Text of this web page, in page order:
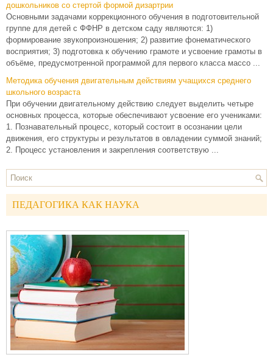
дошкольников со стертой формой дизартрии
Основными задачами коррекционного обучения в подготовительной
группе для детей с ФФНР в детском саду являются: 1)
формирование звукопроизношения; 2) развитие фонематического
восприятия; 3) подготовка к обучению грамоте и усвоение грамоты в
объёме, предусмотренной программой для первого класса массо ...
Методика обучения двигательным действиям учащихся среднего
школьного возраста
При обучении двигательному действию следует выделить четыре
основных процесса, которые обеспечивают усвоение его учениками:
1. Познавательный процесс, который состоит в осознании цели
движения, его структуры и результатов в овладении суммой знаний;
2. Процесс установления и закрепления соответствую ...
ПЕДАГОГИКА КАК НАУКА